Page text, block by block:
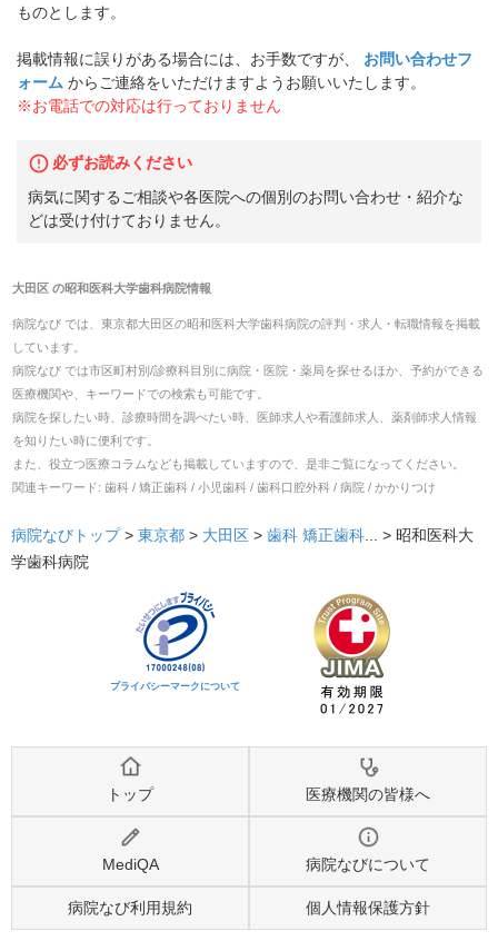
ものとします。
掲載情報に誤りがある場合には、お手数ですが、
お問い合わせフ
ォーム からご連絡をいただけますようお願いいたします。
※お電話での対応は行っておりません
必ずお読みください
病気に関するご相談や各医院への個別のお問い合わせ・紹介な
どは受け付けておりません。
大田区 の昭和医科大学歯科病院情報
病院なび では、 東京都大田区の昭和医科大学歯科病院の評判・求人・転職情報を掲載
しています。
病院なび では市区町村別/診療科目別に病院・医院・薬局を探せるほか、予約ができる
医療機関や、キーワードでの検索も可能です。
病院を探したい時、診療時間を調べたい時、医師求人や看護師求人、薬剤師求人情報
を知りたい時に便利です。
また、役立つ医療コラムなども掲載していますので、是非ご覧になってください。
関連キーワード: 歯科 / 矯正歯科 / 小児歯科 / 歯科口腔外科 / 病院 / かかりつけ
病院なびトップ > 東京都 > 大田区 > 歯科 矯正歯科 ... > 昭和医科大
学歯科病院
プライバシーマークについて
トップ 医療機関の皆様へ
MediQA 病院なびについて
病院なび利用規約 個人情報保護方針